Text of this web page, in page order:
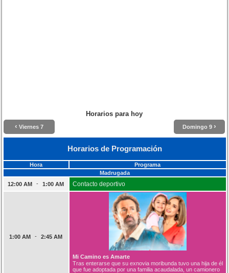
Horarios para hoy
‹ Viernes 7 Domingo 9 ›
Horarios de Programación
Hora
Programa
Madrugada
12:00 AM
- 1:00 AM Contacto deportivo
1:00 AM - 2:45 AM
Mi Camino es Amarte
Tras enterarse que su exnovia moribunda tuvo una hija de él
que fue adoptada por una familia acaudalada, un camionero